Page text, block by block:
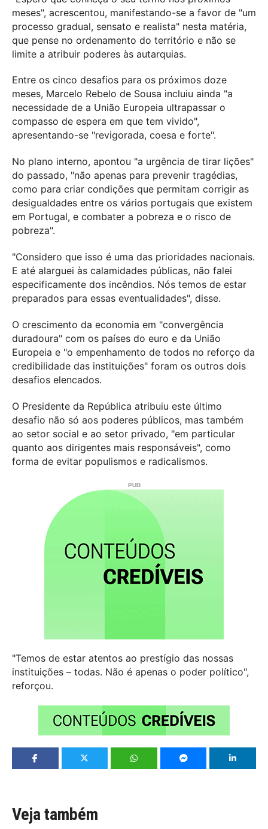
meses", acrescentou, manifestando-se a favor de "um
processo gradual, sensato e realista" nesta matéria,
que pense no ordenamento do território e não se
limite a atribuir poderes às autarquias.
Entre os cinco desafios para os próximos doze
meses, Marcelo Rebelo de Sousa incluiu ainda "a
necessidade de a União Europeia ultrapassar o
compasso de espera em que tem vivido",
apresentando-se "revigorada, coesa e forte".
No plano interno, apontou "a urgência de tirar lições"
do passado, "não apenas para prevenir tragédias,
como para criar condições que permitam corrigir as
desigualdades entre os vários portugais que existem
em Portugal, e combater a pobreza e o risco de
pobreza".
"Considero que isso é uma das prioridades nacionais.
E até alarguei às calamidades públicas, não falei
especificamente dos incêndios. Nós temos de estar
preparados para essas eventualidades", disse.
O crescimento da economia em "convergência
duradoura" com os países do euro e da União
Europeia e "o empenhamento de todos no reforço da
credibilidade das instituições" foram os outros dois
desafios elencados.
O Presidente da República atribuiu este último
desafio não só aos poderes públicos, mas também
ao setor social e ao setor privado, "em particular
quanto aos dirigentes mais responsáveis", como
forma de evitar populismos e radicalismos.
"Temos de estar atentos ao prestígio das nossas
instituições – todas. Não é apenas o poder político",
reforçou.
Veja também